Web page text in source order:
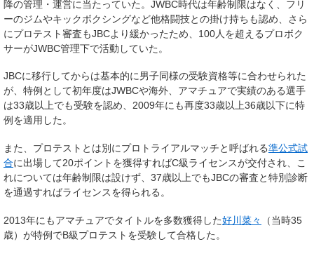
降の管理・運営に当たっていた。JWBC時代は年齢制限はなく、フリ
ーのジムやキックボクシングなど他格闘技との掛け持ちも認め、さら
にプロテスト審査もJBCより緩かったため、100人を超えるプロボク
サーがJWBC管理下で活動していた。
JBCに移行してからは基本的に男子同様の受験資格等に合わせられた
が、特例として初年度はJWBCや海外、アマチュアで実績のある選手
は33歳以上でも受験を認め、2009年にも再度33歳以上36歳以下に特
例を適用した。
また、プロテストとは別にプロトライアルマッチと呼ばれる準公式試
合に出場して20ポイントを獲得すればC級ライセンスが交付され、こ
れについては年齢制限は設けず、37歳以上でもJBCの審査と特別診断
を通過すればライセンスを得られる。
2013年にもアマチュアでタイトルを多数獲得した好川菜々
（当時35
歳）が特例でB級プロテストを受験して合格した。